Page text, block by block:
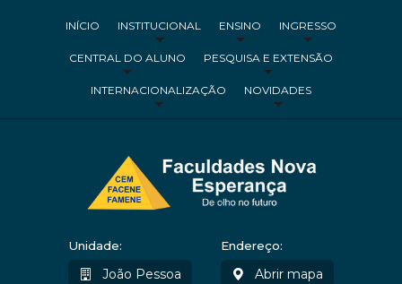
INÍCIO INSTITUCIONAL ENSINO INGRESSO
CENTRAL DO ALUNO PESQUISA E EXTENSÃO
INTERNACIONALIZAÇÃO NOVIDADES
Unidade:
João Pessoa
Endereço:
Abrir mapa